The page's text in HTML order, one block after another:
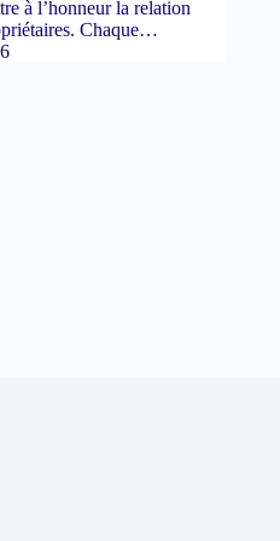
à l’honneur la relation
Chaque…